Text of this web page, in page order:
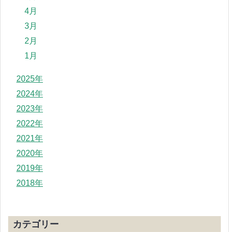
4月
3月
2月
1月
2025年
2024年
2023年
2022年
2021年
2020年
2019年
2018年
カテゴリー